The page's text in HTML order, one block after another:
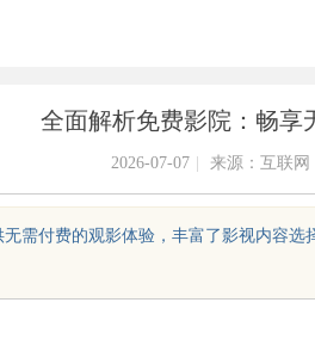
全面解析免费影院：畅享
2026-07-07 来源：互联网
需付费的观影体验，丰富了影视内容